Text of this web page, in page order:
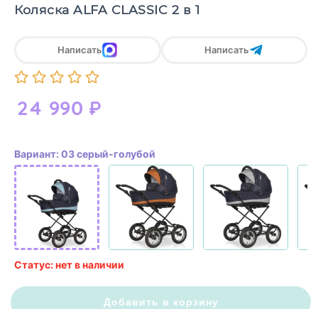
Коляска ALFA CLASSIC 2 в 1
24 990 ₽
Написать Написать
Вариант: 03 серый-голубой
Статус: нет в наличии
Добавить в корзину